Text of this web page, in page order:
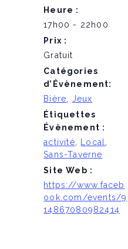
Heure :
17h00 - 22h00
Prix :
Gratuit
Catégories
d’Évènement:
Bière
Jeux
Étiquettes
Évènement :
activité
Local
Sans-Taverne
Site Web :
https://www.faceb
ook.com/events/9
14867080982414